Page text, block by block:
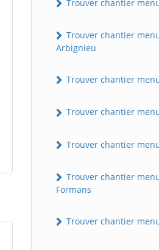
Trouver chantier
Trouver chantier
Arbignieu
Trouver chantier
Trouver chantier
Trouver chantier
Trouver chantier
Formans
Trouver chantier